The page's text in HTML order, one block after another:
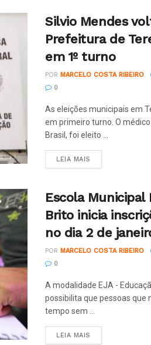
Silvio Mendes
Prefeitura de
em 1º turno
POR MARCELO COSTA RIBEIRO
0
As eleições municipais em
em primeiro turno. O
Brasil, foi eleito ...
LEIA MAIS
Escola Municipal
Brito inicia
no dia 2 de
POR MARCELO COSTA RIBEIRO
0
A modalidade EJA -
possibilita que pessoas que
tempo sem ...
LEIA MAIS